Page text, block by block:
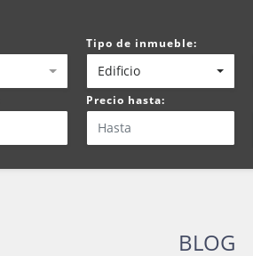
Tipo de inmueble:
Edificio
Precio hasta:
BLOG